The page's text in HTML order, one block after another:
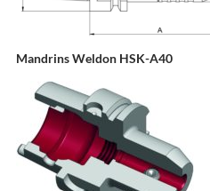
Mandrins Weldon HSK-A40